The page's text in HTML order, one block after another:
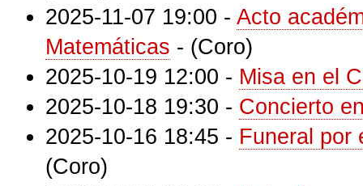
2025-11-07 19:00 - Acto
Matemáticas - (Coro)
2025-10-19 12:00 - Misa en el
2025-10-18 19:30 - Concierto
2025-10-16 18:45 - Funeral por
(Coro)